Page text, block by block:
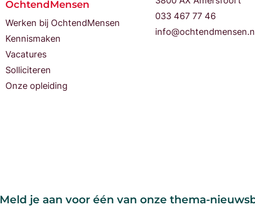
OchtendMensen
Werken bij OchtendMensen
Kennismaken
Vacatures
Solliciteren
Onze opleiding
033 467 77 46
Meld je aan voor één van onze thema-